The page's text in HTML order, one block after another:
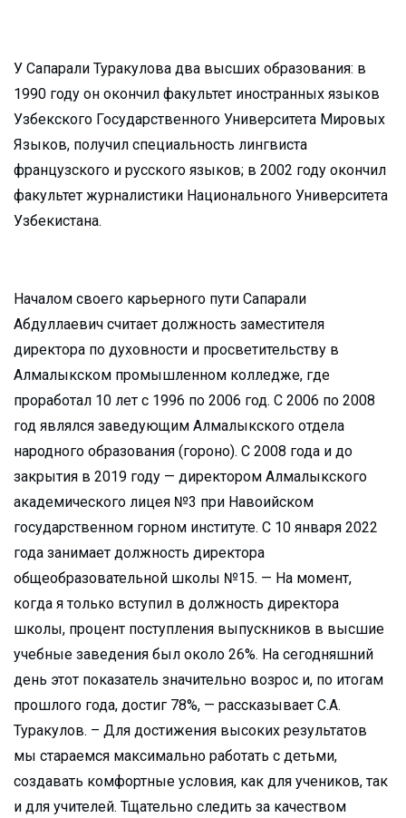
У Сапарали Туракулова два высших образования: в
1990 году он окончил факультет иностранных языков
Узбекского Государственного Университета Мировых
Языков, получил специальность лингвиста
французского и русского языков; в 2002 году окончил
факультет журналистики Национального Университета
Узбекистана.
Началом своего карьерного пути Сапарали
Абдуллаевич считает должность заместителя
директора по духовности и просветительству в
Алмалыкском промышленном колледже, где
проработал 10 лет с 1996 по 2006 год. С 2006 по 2008
год являлся заведующим Алмалыкского отдела
народного образования (гороно). С 2008 года и до
закрытия в 2019 году — директором Алмалыкского
академического лицея №3 при Навоийском
государственном горном институте. С 10 января 2022
года занимает должность директора
общеобразовательной школы №15. — На момент,
когда я только вступил в должность директора
школы, процент поступления выпускников в высшие
учебные заведения был около 26%. На сегодняшний
день этот показатель значительно возрос и, по итогам
прошлого года, достиг 78%, — рассказывает С.А.
Туракулов. – Для достижения высоких результатов
мы стараемся максимально работать с детьми,
создавать комфортные условия, как для учеников, так
и для учителей. Тщательно следить за качеством